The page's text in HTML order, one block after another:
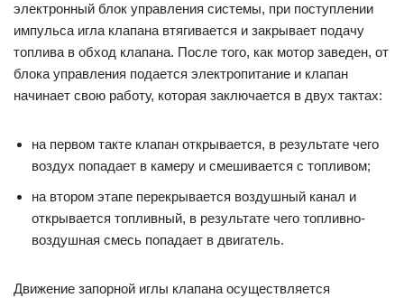
электронный блок управления системы, при поступлении
импульса игла клапана втягивается и закрывает подачу
топлива в обход клапана. После того, как мотор заведен, от
блока управления подается электропитание и клапан
начинает свою работу, которая заключается в двух тактах:
на первом такте клапан открывается, в результате чего
воздух попадает в камеру и смешивается с топливом;
на втором этапе перекрывается воздушный канал и
открывается топливный, в результате чего топливно-
воздушная смесь попадает в двигатель.
Движение запорной иглы клапана осуществляется